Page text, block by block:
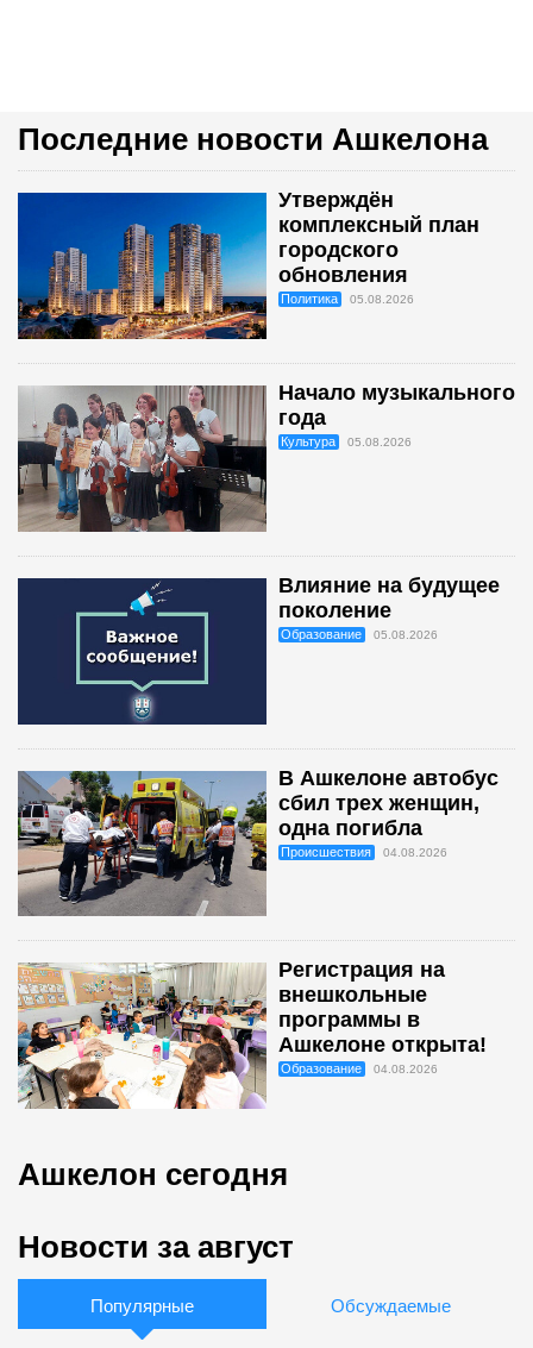
Последние новости Ашкелона
Утверждён
комплексный план
городского
обновления
Политика 05.08.2026
Начало музыкального
года
Культура 05.08.2026
Влияние на будущее
поколение
Образование 05.08.2026
В Ашкелоне автобус
сбил трех женщин,
одна погибла
Происшествия 04.08.2026
Регистрация на
внешкольные
программы в
Ашкелоне открыта!
Образование 04.08.2026
Ашкелон сегодня
Новости за август
Популярные Обсуждаемые